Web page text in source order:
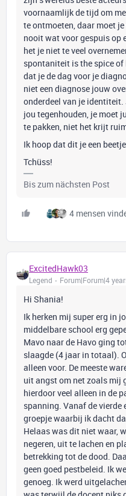
voornaamlijk de tijd om
te ontmoeten, daar moet
nooit wat voor gespuis op
het je niet te veel
spontaniteit is the spice
dat je de dag voor je
niet een diagnose jouw
onderdeel van je
jou tegenhouden, je moet
te pakken, niet het krijt
Ik hoop dat dit je een
Tchüss!
Bis zum nächsten Post
4 mensen
ExcitedHawk03
Legend Forum|Forum|4
Hi Shania!
Ik herken mij super erg in
middelbare school erg
Mavo naar de Havo ging
slaagde (4 jaar in totaal).
alleen voor. De meeste
uit angst om net zoals mij
hierdoor veel alleen in de
spanning. Vanaf de vierde
groepje waarbij ik dacht
Helaas was dit niet waar,
negeren, uit te lachen en
betrekking tot de dood.
geen goed pestbeleid. Ik
genoeg. Ik werd